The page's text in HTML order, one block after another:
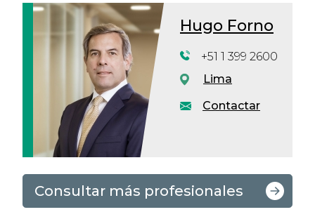
Hugo Forno
Contactar
+51 1 399 2600
Lima
Consultar más profesionales